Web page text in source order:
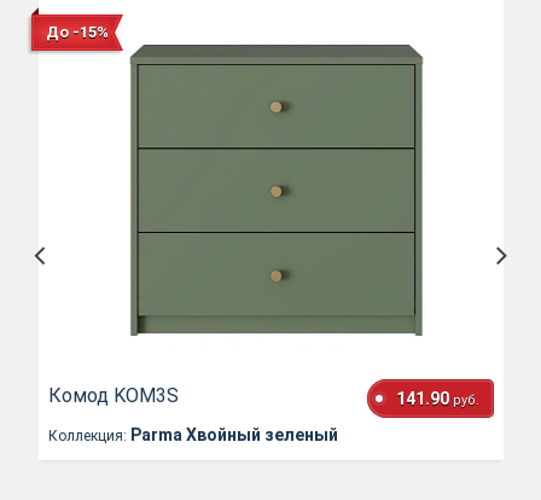
До -15%
Комод KOM3S 141.90 руб.
Коллекция: Parma Хвойный зеленый